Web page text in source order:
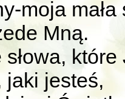
moja
Mną.
słowa,
jaki jesteś,